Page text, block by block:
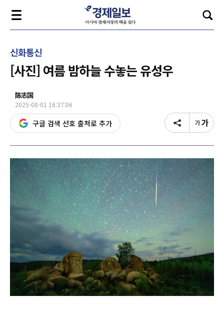
신화통신
[사진] 여름 밤하늘 수놓는 유성우
陈志国
2025-08-01 16:37:06
구글 검색 선호 출처로 추가